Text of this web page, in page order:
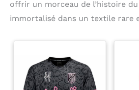
offrir un morceau de l’histoire
immortalisé dans un textile rare